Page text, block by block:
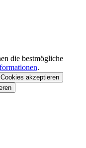
die bestmögliche
.
akzeptieren